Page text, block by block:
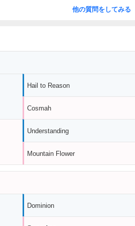
他の質問をしてみる
Hail to Reason
Cosmah
Understanding
Mountain Flower
Dominion